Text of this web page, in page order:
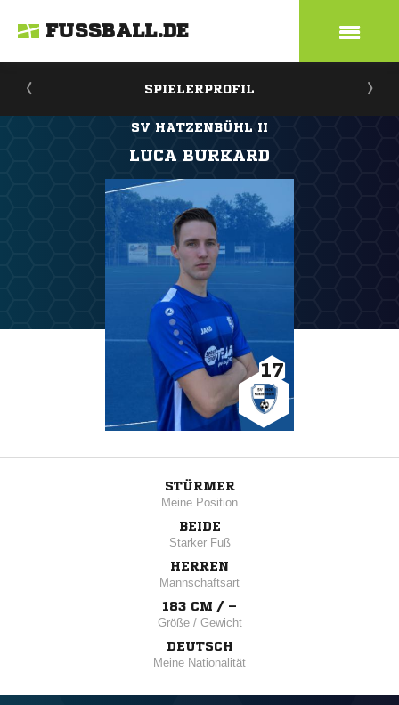
FUSSBALL.DE
SPIELERPROFIL
SV HATZENBÜHL II
LUCA BURKARD
17
STÜRMER
Meine Position
BEIDE
Starker Fuß
HERREN
Mannschaftsart
183 CM / –
Größe / Gewicht
DEUTSCH
Meine Nationalität